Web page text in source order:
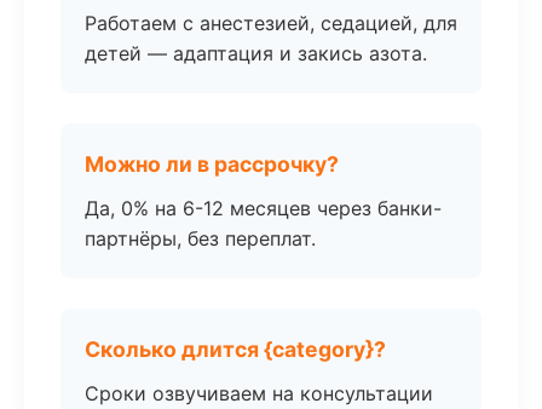
Работаем с анестезией, седацией, для
детей — адаптация и закись азота.
Можно ли в рассрочку?
Да, 0% на 6-12 месяцев через банки-
партнёры, без переплат.
Сколько длится {category}?
Сроки озвучиваем на консультации